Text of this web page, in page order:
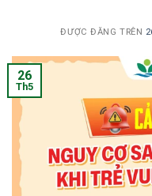
ĐƯỢC ĐĂNG TRÊN
26
Th5